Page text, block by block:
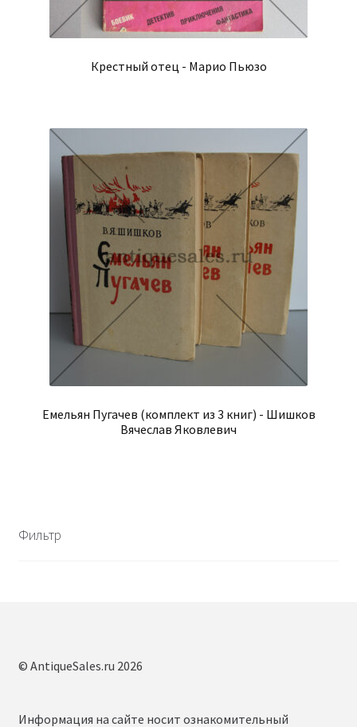
Крестный отец - Марио Пьюзо
Емельян Пугачев (комплект из 3 книг) - Шишков
Вячеслав Яковлевич
Фильтр
© AntiqueSales.ru 2026
Информация на сайте носит ознакомительный